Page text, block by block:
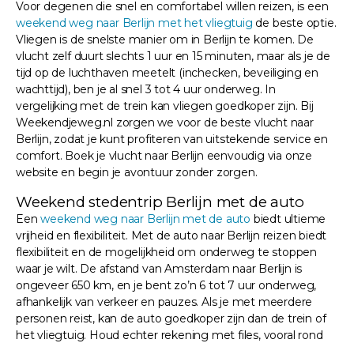
Voor degenen die snel en comfortabel willen reizen, is een
weekend weg naar Berlijn met het vliegtuig de beste optie.
Vliegen is de snelste manier om in Berlijn te komen. De
vlucht zelf duurt slechts 1 uur en 15 minuten, maar als je de
tijd op de luchthaven meetelt (inchecken, beveiliging en
wachttijd), ben je al snel 3 tot 4 uur onderweg. In
vergelijking met de trein kan vliegen goedkoper zijn. Bij
Weekendjeweg.nl zorgen we voor de beste vlucht naar
Berlijn, zodat je kunt profiteren van uitstekende service en
comfort. Boek je vlucht naar Berlijn eenvoudig via onze
website en begin je avontuur zonder zorgen.
Weekend stedentrip Berlijn met de auto
Eenweekend weg naar Berlijn met de auto biedt ultieme
vrijheid en flexibiliteit. Met de auto naar Berlijn reizen biedt
flexibiliteit en de mogelijkheid om onderweg te stoppen
waar je wilt. De afstand van Amsterdam naar Berlijn is
ongeveer 650 km, en je bent zo’n 6 tot 7 uur onderweg,
afhankelijk van verkeer en pauzes. Als je met meerdere
personen reist, kan de auto goedkoper zijn dan de trein of
het vliegtuig. Houd echter rekening met files, vooral rond